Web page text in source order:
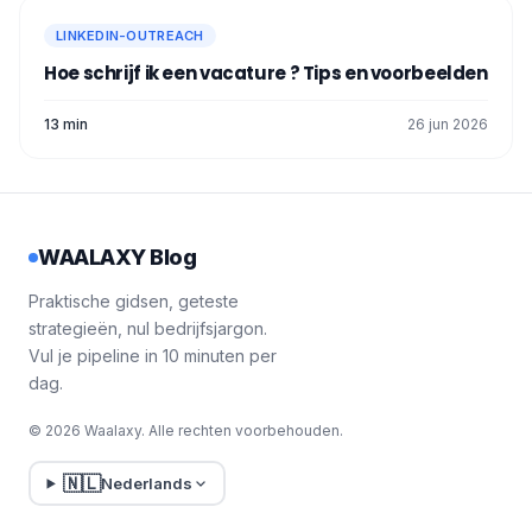
LINKEDIN-OUTREACH
Hoe schrijf ik een vacature ? Tips en voorbeelden
13 min 26 jun 2026
WAALAXY Blog
Praktische gidsen, geteste
strategieën, nul bedrijfsjargon.
Vul je pipeline in 10 minuten per
dag.
© 2026 Waalaxy. Alle rechten voorbehouden.
🇳🇱Nederlands